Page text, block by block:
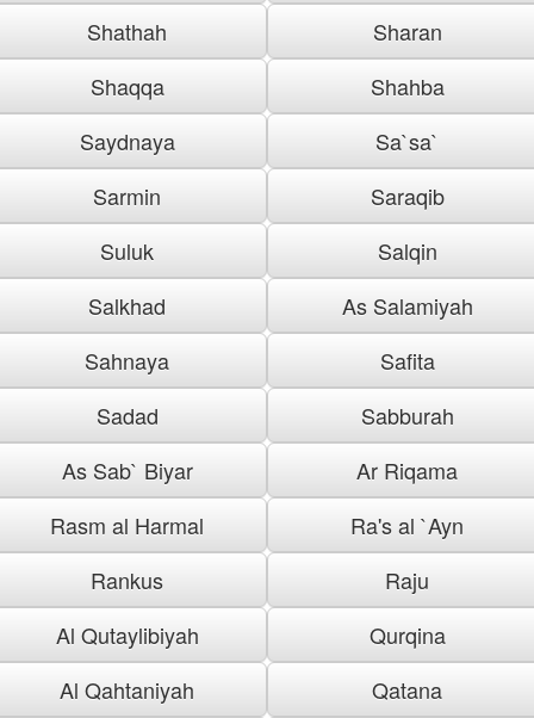
Shathah
Sharan
Shaqqa
Shahba
Saydnaya
Sa`sa`
Sarmin
Saraqib
Suluk
Salqin
Salkhad
As Salamiyah
Sahnaya
Safita
Sadad
Sabburah
As Sab` Biyar
Ar Riqama
Rasm al Harmal
Ra's al `Ayn
Rankus
Raju
Al Qutaylibiyah
Qurqina
Al Qahtaniyah
Qatana